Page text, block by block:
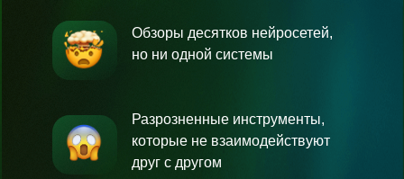
Обзоры десятков нейросетей,
но ни одной системы
Разрозненные инструменты,
которые не взаимодействуют
друг с другом